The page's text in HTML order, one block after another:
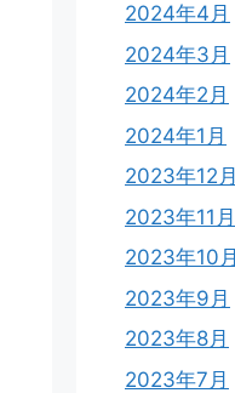
2024年4月
2024年3月
2024年2月
2024年1月
2023年12月
2023年11月
2023年10月
2023年9月
2023年8月
2023年7月